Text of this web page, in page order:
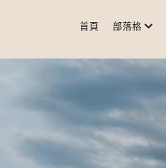
首頁 部落格